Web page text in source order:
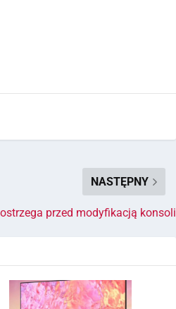
NASTĘPNY
przed modyfikacją konsoli